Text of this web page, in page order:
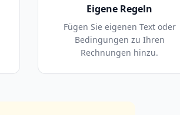
Eigene Regeln
Fügen Sie eigenen Text oder
Bedingungen zu Ihren
Rechnungen hinzu.